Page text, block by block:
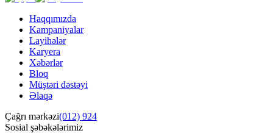
Haqqımızda
Kampaniyalar
Layihələr
Karyera
Xəbərlər
Bloq
Müştəri dəstəyi
Əlaqə
Çağrı mərkəzi(012) 924
Sosial şəbəkələrimiz